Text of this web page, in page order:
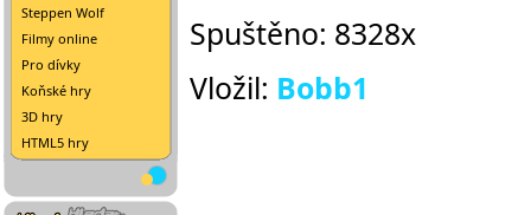
Steppen Wolf
Filmy online
Pro dívky
Koňské hry
3D hry
HTML5 hry
Spuštěno: 8328x
Vložil: Bobb1